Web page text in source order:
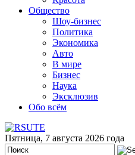
Общество
Шоу-бизнес
Политика
Экономика
Авто
В мире
Бизнес
Наука
Эксклюзив
Обо всём
Пятница, 7 августа 2026 года